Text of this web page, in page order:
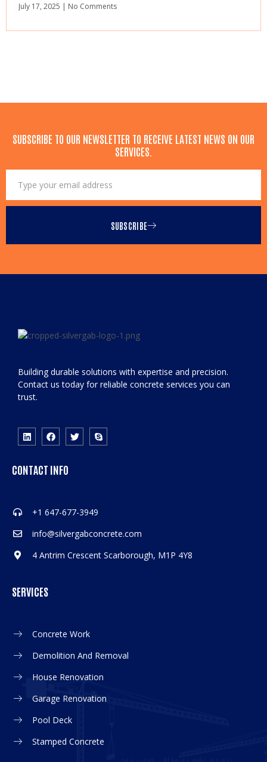
July 17, 2025 No Comments
SUBSCRIBE TO OUR NEWSLETTER TO RECEIVE LATEST NEWS ON OUR
SERVICES.
SUBSCRIBE
Building durable solutions with expertise and precision.
Contact us today for reliable concrete services you can
trust.
CONTACT INFO
+1 647-677-3949
info@silvergabconcrete.com
4 Antrim Crescent Scarborough, M1P 4Y8
SERVICES
Concrete Work
Demolition And Removal
House Renovation
Garage Renovation
Pool Deck
Stamped Concrete